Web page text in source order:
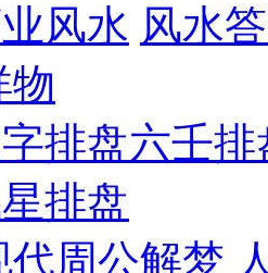
风水 风水
物
排盘六壬排
排盘
代周公解梦